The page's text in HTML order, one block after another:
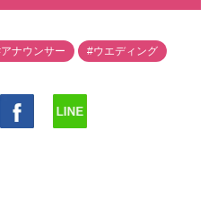
ナウンサー #ウエディング